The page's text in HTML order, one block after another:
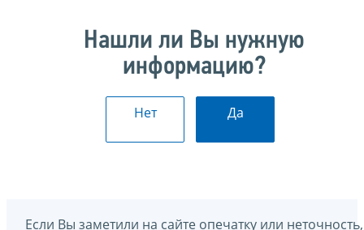
Нашли ли Вы нужную
информацию?
Нет Да
Если Вы заметили на сайте опечатку или неточность,